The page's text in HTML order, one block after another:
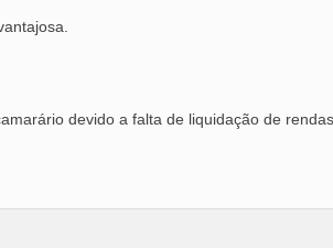
devido a falta de liquidação de rendas,